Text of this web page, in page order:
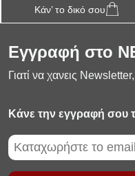
Κάν’ το δικό σου
Εγγραφή στο
Γιατί να χανεις
Κάνε την εγγραφή σου